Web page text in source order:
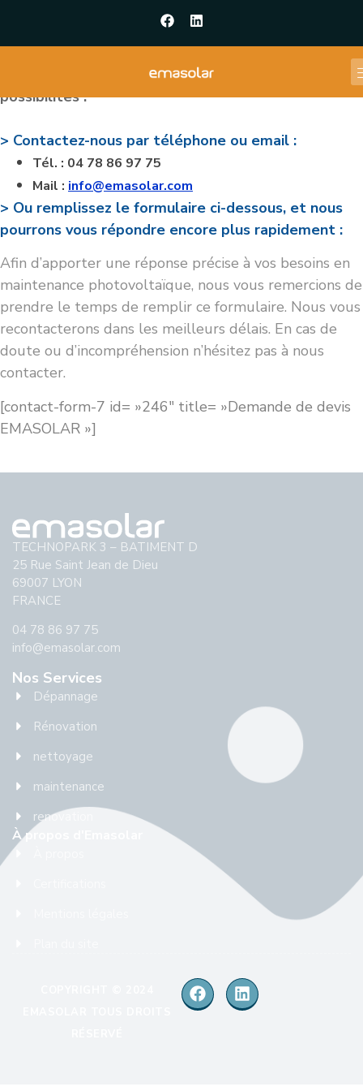
Photovoltaique
Pour obtenir un devis, vous avez plusieurs
possibilités :
> Contactez-nous par téléphone ou email :
Tél. : 04 78 86 97 75
Mail : info@emasolar.com
> Ou remplissez le formulaire ci-dessous, et nous
pourrons vous répondre encore plus rapidement :
Afin d’apporter une réponse précise à vos besoins en
maintenance photovoltaïque, nous vous remercions de
prendre le temps de remplir ce formulaire. Nous vous
recontacterons dans les meilleurs délais. En cas de
doute ou d’incompréhension n’hésitez pas à nous
contacter.
[contact-form-7 id= »246″ title= »Demande de devis
EMASOLAR »]
TECHNOPARK 3 – BATIMENT D
25 Rue Saint Jean de Dieu
69007 LYON
FRANCE
04 78 86 97 75
info@emasolar.com
Nos Services
Dépannage
Rénovation
nettoyage
maintenance
renovation
À propos d'Emasolar